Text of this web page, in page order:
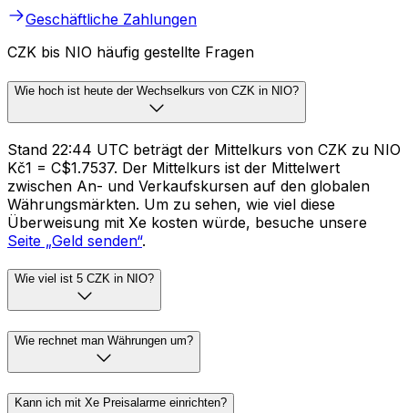
Geschäftliche Zahlungen
CZK bis NIO häufig gestellte Fragen
Wie hoch ist heute der Wechselkurs von CZK in NIO?
Stand 22:44 UTC beträgt der Mittelkurs von CZK zu NIO
Kč1 = C$1.7537. Der Mittelkurs ist der Mittelwert
zwischen An- und Verkaufskursen auf den globalen
Währungsmärkten. Um zu sehen, wie viel diese
Überweisung mit Xe kosten würde, besuche unsere
Seite „Geld senden“.
Wie viel ist 5 CZK in NIO?
Wie rechnet man Währungen um?
Kann ich mit Xe Preisalarme einrichten?